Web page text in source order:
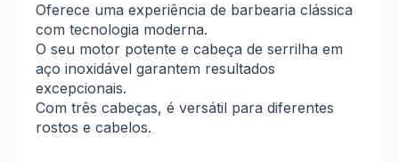
Oferece uma experiência de barbearia clássica
com tecnologia moderna.
O seu motor potente e cabeça de serrilha em
aço inoxidável garantem resultados
excepcionais.
Com três cabeças, é versátil para diferentes
rostos e cabelos.